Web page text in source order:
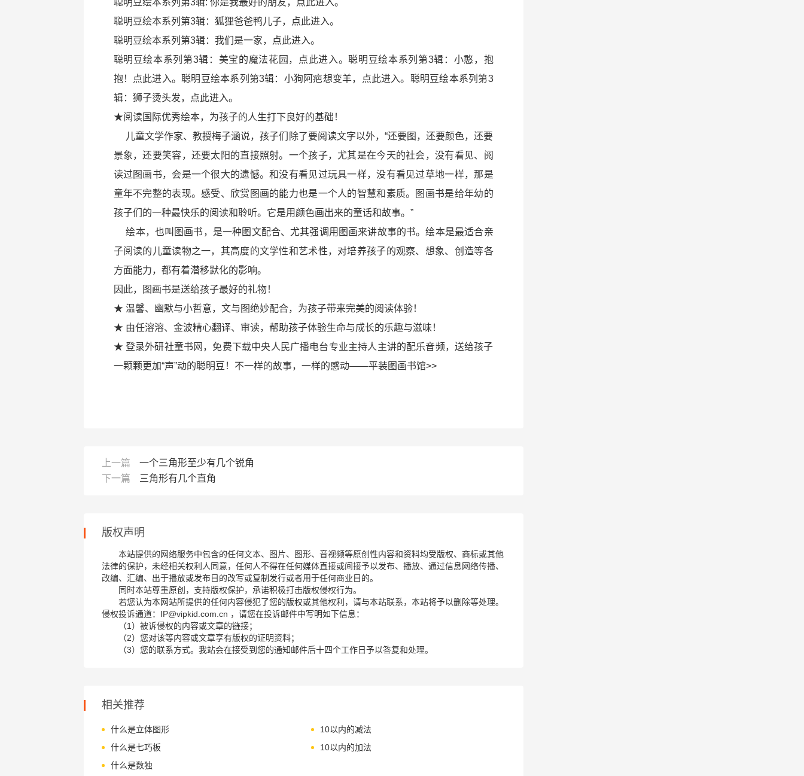
聪明豆绘本系列第3辑: 你是我最好的朋友，点此进入。
聪明豆绘本系列第3辑：狐狸爸爸鸭儿子，点此进入。
聪明豆绘本系列第3辑：我们是一家，点此进入。
聪明豆绘本系列第3辑：美宝的魔法花园，点此进入。聪明豆绘本系列第3辑：小憨，抱
抱！点此进入。聪明豆绘本系列第3辑：小狗阿疤想变羊，点此进入。聪明豆绘本系列第3
辑：狮子烫头发，点此进入。
★阅读国际优秀绘本，为孩子的人生打下良好的基础！
儿童文学作家、教授梅子涵说，孩子们除了要阅读文字以外，“还要图，还要颜色，还要
景象，还要笑容，还要太阳的直接照射。一个孩子，尤其是在今天的社会，没有看见、阅
读过图画书，会是一个很大的遗憾。和没有看见过玩具一样，没有看见过草地一样，那是
童年不完整的表现。感受、欣赏图画的能力也是一个人的智慧和素质。图画书是给年幼的
孩子们的一种最快乐的阅读和聆听。它是用颜色画出来的童话和故事。”
绘本，也叫图画书，是一种图文配合、尤其强调用图画来讲故事的书。绘本是最适合亲
子阅读的儿童读物之一，其高度的文学性和艺术性，对培养孩子的观察、想象、创造等各
方面能力，都有着潜移默化的影响。
因此，图画书是送给孩子最好的礼物！
★ 温馨、幽默与小哲意，文与图绝妙配合，为孩子带来完美的阅读体验！
★ 由任溶溶、金波精心翻译、审读，帮助孩子体验生命与成长的乐趣与滋味！
★ 登录外研社童书网，免费下载中央人民广播电台专业主持人主讲的配乐音频，送给孩子
一颗颗更加“声”动的聪明豆！不一样的故事，一样的感动——平装图画书馆>>
上一篇
一个三角形至少有几个锐角
下一篇
三角形有几个直角
版权声明
本站提供的网络服务中包含的任何文本、图片、图形、音视频等原创性内容和资料均受版权、商标或其他
法律的保护，未经相关权利人同意，任何人不得在任何媒体直接或间接予以发布、播放、通过信息网络传播、
改编、汇编、出于播放或发布目的改写或复制发行或者用于任何商业目的。
同时本站尊重原创，支持版权保护，承诺积极打击版权侵权行为。
若您认为本网站所提供的任何内容侵犯了您的版权或其他权利，请与本站联系，本站将予以删除等处理。
侵权投诉通道：IP@vipkid.com.cn ，请您在投诉邮件中写明如下信息：
（1）被诉侵权的内容或文章的链接；
（2）您对该等内容或文章享有版权的证明资料；
（3）您的联系方式。我站会在接受到您的通知邮件后十四个工作日予以答复和处理。
相关推荐
什么是立体图形
10以内的减法
什么是七巧板
10以内的加法
什么是数独